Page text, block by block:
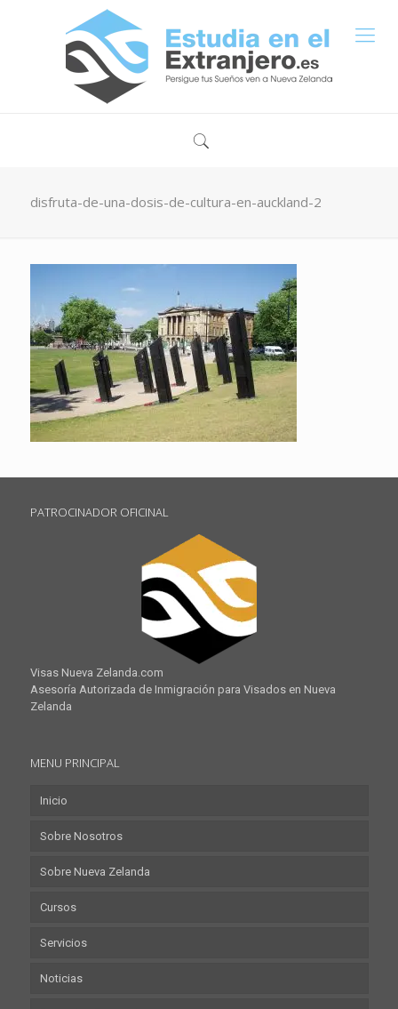
disfruta-de-una-dosis-de-cultura-en-auckland-2
PATROCINADOR OFICINAL
Visas Nueva Zelanda.com
Asesoría Autorizada de Inmigración para Visados en Nueva
Zelanda
MENU PRINCIPAL
Inicio
Sobre Nosotros
Sobre Nueva Zelanda
Cursos
Servicios
Noticias